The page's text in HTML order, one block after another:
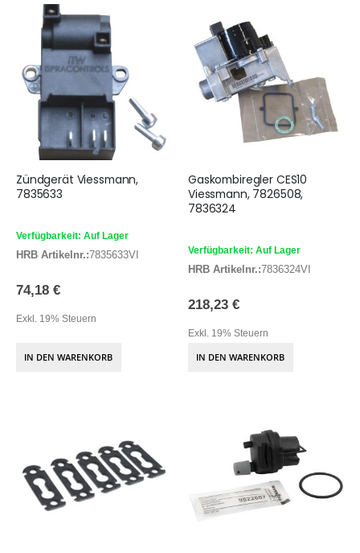
Zündgerät Viessmann,
7835633
Verfügbarkeit: Auf Lager
HRB Artikelnr.:7835633VI
74,18 €
Exkl. 19% Steuern
IN DEN WARENKORB
Gaskombiregler CES10
Viessmann, 7826508,
7836324
Verfügbarkeit: Auf Lager
HRB Artikelnr.:7836324VI
218,23 €
Exkl. 19% Steuern
IN DEN WARENKORB